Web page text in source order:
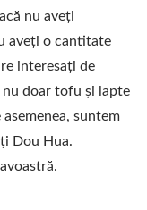
nu aveți
aveți o cantitate
interesați de
nu doar tofu și lapte
suntem
Dou Hua.